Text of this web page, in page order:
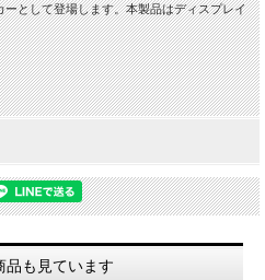
として登場します。本製品はディスプレイ
品も見ています